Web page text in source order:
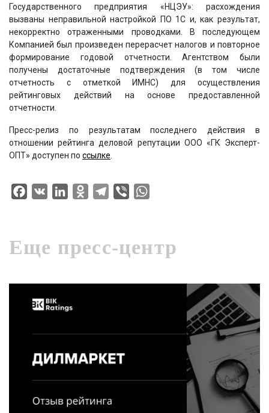
Государственного предприятия «НЦЭУ»: расхождения
вызваны неправильной настройкой ПО 1С и, как результат,
некорректно отраженными проводками. В последующем
Компанией был произведен перерасчет налогов и повторное
формирование годовой отчетности. Агентством были
получены достаточные подтверждения (в том числе
отчетность с отметкой ИМНС) для осуществления
рейтинговых действий на основе предоставленной
отчетности.
Пресс-релиз по результатам последнего действия в
отношении рейтинга деловой репутации ООО «ГК Эксперт-
ОПТ» доступен по ссылке
Facebook
VK LinkedInOdnoklassniki
Telegram
Viber
Еще пресс-центр